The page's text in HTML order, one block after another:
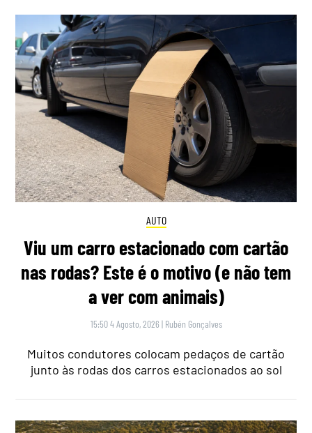
AUTO
Viu um carro estacionado com cartão
nas rodas? Este é o motivo (e não tem
a ver com animais)
15:50 4 Agosto, 2026 | Rubén Gonçalves
Muitos condutores colocam pedaços de cartão
junto às rodas dos carros estacionados ao sol